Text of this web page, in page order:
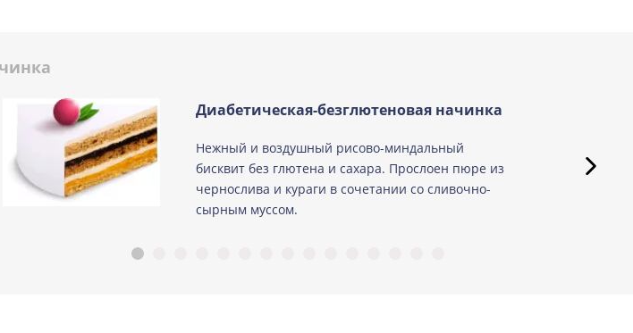
Узнать подробнее о начинке
Тирамису
Узнать подробнее о начинке
Тирамису клубничная
Узнать подробнее о начинке
Диабетическая-безглютеновая начинка
Нежный и воздушный рисово-миндальный
бисквит без глютена и сахара. Прослоен пюре из
чернослива и кураги в сочетании со сливочно-
сырным муссом.